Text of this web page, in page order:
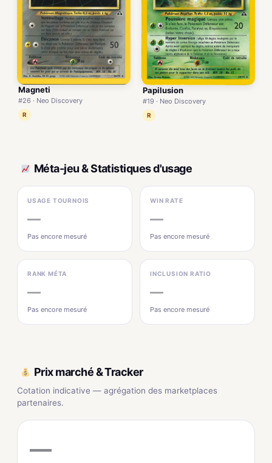
Magneti
#26 · Neo Discovery
R
Papilusion
#19 · Neo Discovery
R
Méta-jeu & Statistiques d'usage
USAGE TOURNOIS
—
Pas encore mesuré
WIN RATE
—
Pas encore mesuré
RANK MÉTA
—
Pas encore mesuré
INCLUSION RATIO
—
Pas encore mesuré
Prix marché & Tracker
Cotation indicative — agrégation des marketplaces
partenaires.
—